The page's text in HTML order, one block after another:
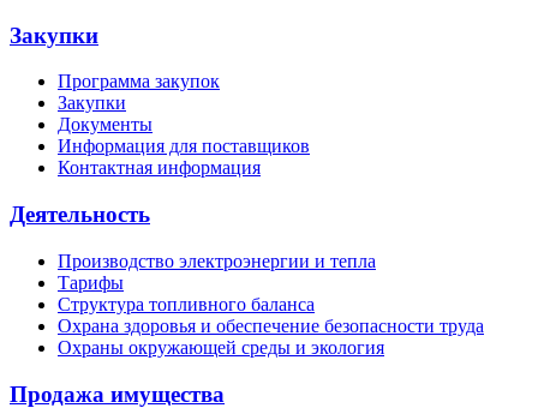
Закупки
Программа закупок
Закупки
Документы
Информация для поставщиков
Контактная информация
Деятельность
Производство электроэнергии и тепла
Тарифы
Структура топливного баланса
Охрана здоровья и обеспечение безопасности труда
Охраны окружающей среды и экология
Продажа имущества